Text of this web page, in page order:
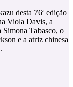
desta 76ª edição
Viola Davis, a
Tabasco, o
e a atriz chinesa